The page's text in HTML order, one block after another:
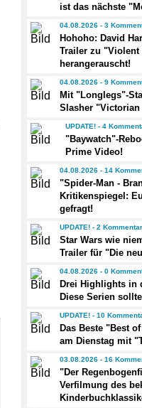
ist das nächste
04.08.2026 - 3
Hohoho: David
Trailer zu "Violent
herangerauscht!
04.08.2026 - 9
Mit "Longlegs"-
Slasher
UPDATE! - 4
"Baywatch"-
Prime Video!
04.08.2026 - 14
"Spider-Man -
Kritikenspiegel:
gefragt!
UPDATE! - 2
Star Wars wie
Trailer für "Die
04.08.2026 - 0
Drei Highlights in
Diese Serien
UPDATE! - 10
Das Beste "Best
am Dienstag mit
03.08.2026 - 16
"Der
Verfilmung des